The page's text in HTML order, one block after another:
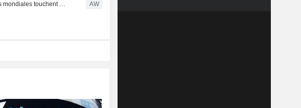
Les Bourses mondiales touchent des records, sans s'emballer pour autant AW